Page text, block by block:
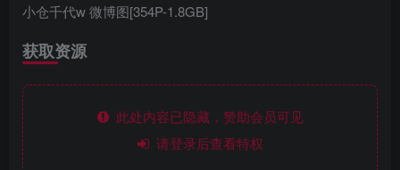
小仓千代w 微博图[354P-1.8GB]
获取资源
此处内容已隐藏，赞助会员可见
请登录后查看特权